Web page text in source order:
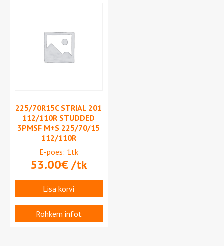
225/70R15C STRIAL 201
112/110R STUDDED
3PMSF M+S 225/70/15
112/110R
E-poes: 1tk
53.00€/tk
Lisa korvi
Rohkem infot